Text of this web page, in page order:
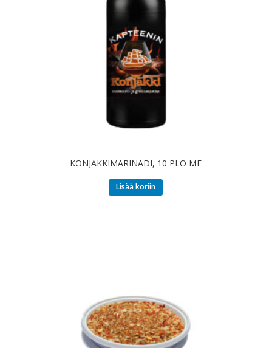
KONJAKKIMARINADI, 10 PLO ME
Lisää koriin